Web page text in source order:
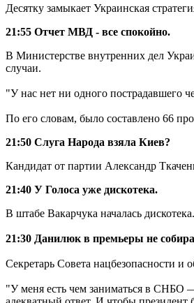
Десятку замыкает Украинская
21:55 Отчет МВД - все спокойно.
В Министерстве внутренних дел
случаи.
"У нас нет ни одного пострадавшего
По его словам, было составлено 66
21:50 Слуга Народа взяла Киев?
Кандидат от партии Александр
21:40 У Голоса уже дискотека.
В штабе Вакарчука началась
21:30 Данилюк в премьеры не
Секретарь Совета нацбезопасности
"У меня есть чем заниматься в СНБО —